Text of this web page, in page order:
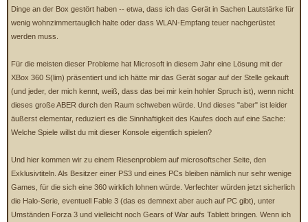
Dinge an der Box gestört haben -- etwa, dass ich das Gerät in Sachen Lautstärke für
wenig wohnzimmertauglich halte oder dass WLAN-Empfang teuer nachgerüstet
werden muss.
Für die meisten dieser Probleme hat Microsoft in diesem Jahr eine Lösung mit der
XBox 360 S(lim) präsentiert und ich hätte mir das Gerät sogar auf der Stelle gekauft
(und jeder, der mich kennt, weiß, dass das bei mir kein hohler Spruch ist), wenn nicht
dieses große ABER durch den Raum schweben würde. Und dieses "aber" ist leider
äußerst elementar, reduziert es die Sinnhaftigkeit des Kaufes doch auf eine Sache:
Welche Spiele willst du mit dieser Konsole eigentlich spielen?
Und hier kommen wir zu einem Riesenproblem auf microsoftscher Seite, den
Exklusivtiteln. Als Besitzer einer PS3 und eines PCs bleiben nämlich nur sehr wenige
Games, für die sich eine 360 wirklich lohnen würde. Verfechter würden jetzt sicherlich
die Halo-Serie, eventuell Fable 3 (das es demnext aber auch auf PC gibt), unter
Umständen Forza 3 und vielleicht noch Gears of War aufs Tablett bringen. Wenn ich